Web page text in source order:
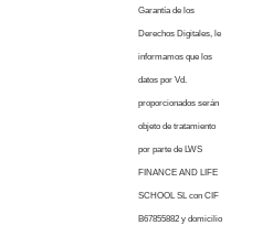
Garantía de los
Derechos Digitales, le
informamos que los
datos por Vd.
proporcionados serán
objeto de tratamiento
por parte de LWS
FINANCE AND LIFE
SCHOOL SL con CIF
B67855882 y domicilio